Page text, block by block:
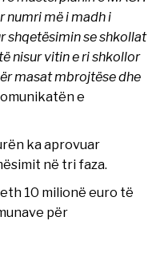
numri më i madh i
shqetësimin se shkollat
nisur vitin e ri shkollor
masat mbrojtëse dhe
e
ka aprovuar
në tri faza.
10 milionë euro të
për